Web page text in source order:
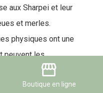
aux Sharpei et leur
et merles.
physiques ont une
peuvent les
storefront
Boutique en ligne